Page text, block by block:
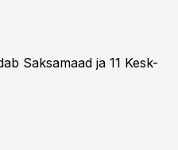
Saksamaad ja 11 Kesk-